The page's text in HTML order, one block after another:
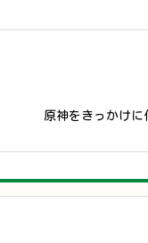
原神をきっかけ